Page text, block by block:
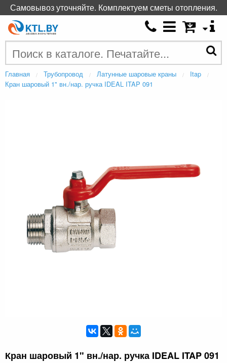
Главная Трубопровод Латунные шаровые краны
Itap
Кран шаровый 1" вн./нар. ручка IDEAL ITAP 091
Кран шаровый 1" вн./нар. ручка IDEAL ITAP 091
Самовывоз уточняйте. Комплектуем сметы отопления.